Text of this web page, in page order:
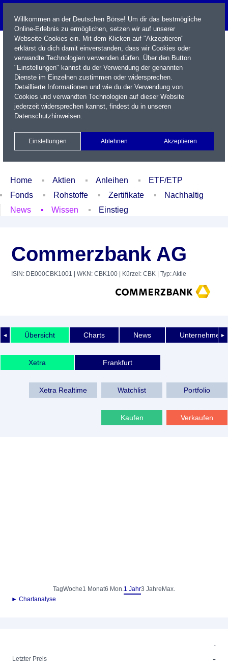
Name / WKN / ISIN / Kürzel
Xetra Realtime
Watchlist Portfolio Login
Home Aktien Anleihen
ETF/ETP
Fonds
Rohstoffe Zertifikate
Nachhaltig
News
Wissen Einstieg
Commerzbank AG
ISIN: DE000CBK1001 | WKN: CBK100 | Kürzel: CBK | Typ: Aktie
◄ ►
Übersicht Charts News
Xetra Frankfurt
Xetra Realtime Watchlist Portfolio
Kaufen Verkaufen
TagWoche1 Monat6 Mon.1 Jahr3 Jahre Max.
► Chartanalyse
-
Letzter Preis
-
Willkommen an der Deutschen Börse! Um dir das bestmögliche
Online-Erlebnis zu ermöglichen, setzen wir auf unserer
Webseite Cookies ein. Mit dem Klicken auf "Akzeptieren"
erklärst du dich damit einverstanden, dass wir Cookies oder
verwandte Technologien verwenden dürfen. Über den Button
"Einstellungen" kannst du der Verwendung der genannten
Dienste im Einzelnen zustimmen oder widersprechen.
Detaillierte Informationen und wie du der Verwendung von
Cookies und verwandten Technologien auf dieser Website
jederzeit widersprechen kannst, findest du in unseren
Datenschutzhinweisen.
Einstellungen Ablehnen Akzeptieren